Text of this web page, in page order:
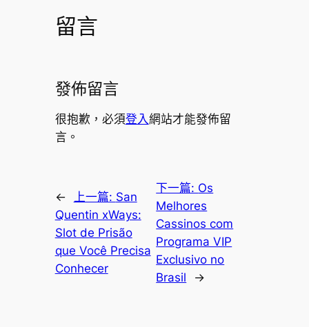
留言
發佈留言
很抱歉，必須登入網站才能發佈留
言。
← 上一篇: San
Quentin xWays:
Slot de Prisão
que Você Precisa
Conhecer
下一篇: Os
Melhores
Cassinos com
Programa VIP
Exclusivo no
Brasil
→